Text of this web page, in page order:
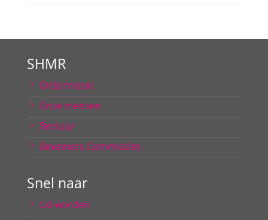
SHMR
Onze missie
Onze mensen
Bestuur
Bewoners Commissies
Snel naar
Lid worden